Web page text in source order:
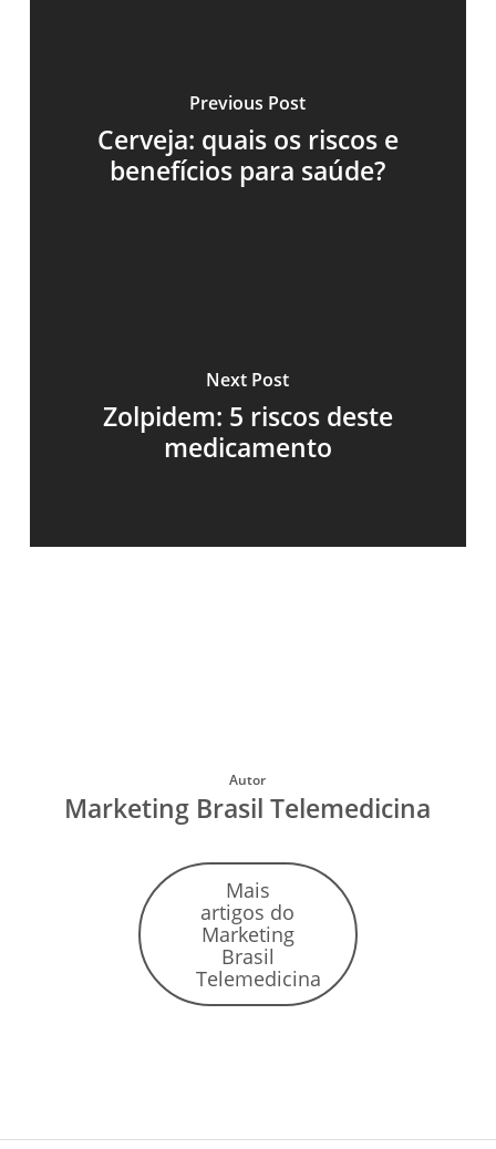
Previous Post
Cerveja: quais os riscos e
benefícios para saúde?
Next Post
Zolpidem: 5 riscos deste
medicamento
Autor
Marketing Brasil Telemedicina
Mais
artigos do
Marketing
Brasil
Telemedicina